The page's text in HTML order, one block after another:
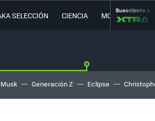
SELECCIÓN CIENCIA MOVILIDAD
Suscríbete a
Generación Z Eclipse